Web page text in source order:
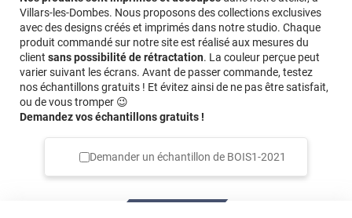
Villars-les-Dombes. Nous proposons des collections exclusives
avec des designs créés et imprimés dans notre studio. Chaque
produit commandé sur notre site est réalisé aux mesures du
client sans possibilité de rétractation. La couleur perçue peut
varier suivant les écrans. Avant de passer commande, testez
nos échantillons gratuits ! Et évitez ainsi de ne pas être satisfait,
ou de vous tromper 😉
Demandez vos échantillons gratuits !
Demander un échantillon de BOIS1-2021